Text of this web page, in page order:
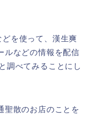
を使って、漢生爽
ルなどの情報を配信
調べてみることにし
聖散のお店のことを